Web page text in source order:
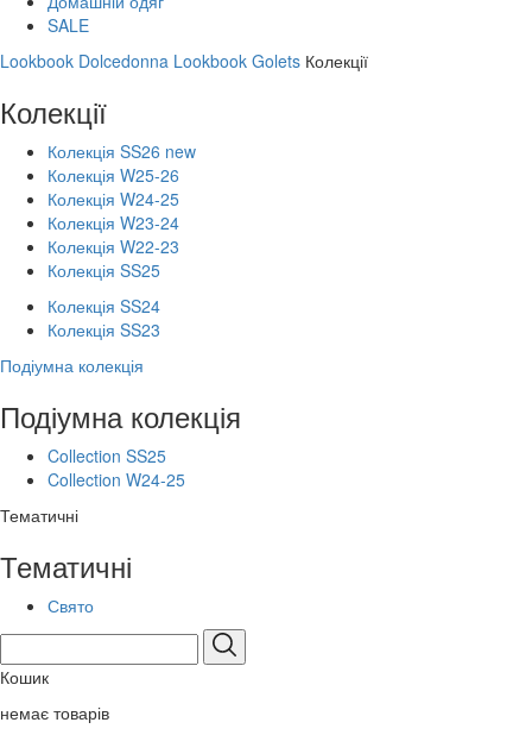
SALE
Lookbook Dolcedonna Lookbook Golets Колекції
Колекції
Колекція SS26 new
Колекція W25-26
Колекція W24-25
Колекція W23-24
Колекція W22-23
Колекція SS25
Колекція SS24
Колекція SS23
Подіумна колекція
Подіумна колекція
Collection SS25
Collection W24-25
Тематичні
Тематичні
Свято
Кошик
немає товарів